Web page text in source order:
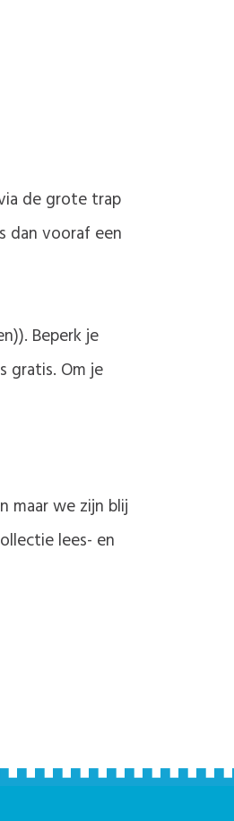
de grote trap
dan vooraf een
Beperk je
gratis. Om je
maar we zijn blij
lees- en